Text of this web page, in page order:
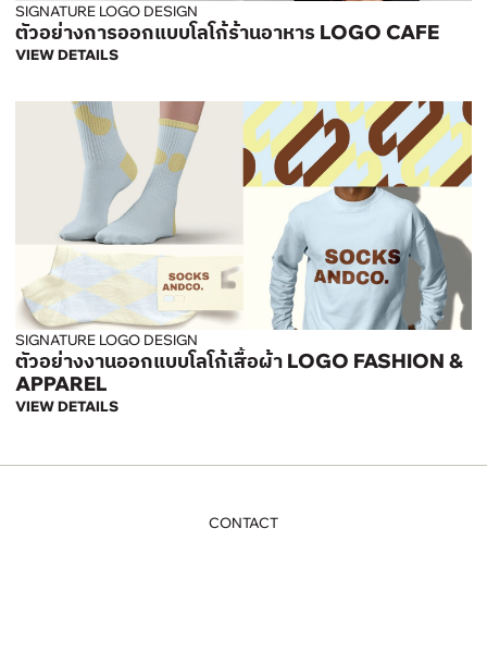
SIGNATURE LOGO DESIGN
ตัวอย่างการออกแบบโลโก้ร้านอาหาร LOGO CAFE
VIEW DETAILS
SIGNATURE LOGO DESIGN
ตัวอย่างงานออกแบบโลโก้เสื้อผ้า LOGO FASHION &
APPAREL
VIEW DETAILS
CONTACT